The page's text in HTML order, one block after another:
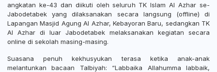
angkatan ke-43 dan diikuti oleh seluruh TK Islam Al Azhar se-
Jabodetabek yang dilaksanakan secara langsung (offline) di
Lapangan Masjid Agung Al Azhar, Kebayoran Baru, sedangkan TK
Al Azhar di luar Jabodetabek melaksanakan kegiatan secara
online di sekolah masing-masing.
Suasana penuh kekhusyukan terasa ketika anak-anak
melantunkan bacaan Talbiyah: “Labbaika Allahumma labbaik,